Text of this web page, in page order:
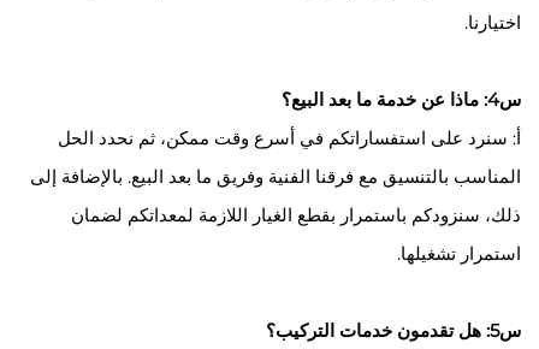
اختيارنا.
س4: ماذا عن خدمة ما بعد البيع؟
أ: سنرد على استفساراتكم في أسرع وقت ممكن، ثم نحدد الحل
المناسب بالتنسيق مع فرقنا الفنية وفريق ما بعد البيع. بالإضافة إلى
ذلك، سنزودكم باستمرار بقطع الغيار اللازمة لمعداتكم لضمان
استمرار تشغيلها.
س5: هل تقدمون خدمات التركيب؟